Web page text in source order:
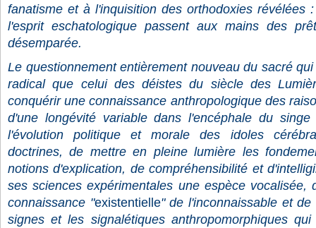
fanatisme et à l'inquisition des orthodoxies révélées
l'esprit eschatologique passent aux mains des
désemparée.
Le questionnement entièrement nouveau du sacré
radical que celui des déistes du siècle des
conquérir une connaissance anthropologique des
d'une longévité variable dans l'encéphale du
l'évolution politique et morale des idoles
doctrines, de mettre en pleine lumière les
notions d'explication, de compréhensibilité et
ses sciences expérimentales une espèce vocalisée,
connaissance "existentielle" de l'inconnaissable et
signes et les signalétiques anthropomorphiques